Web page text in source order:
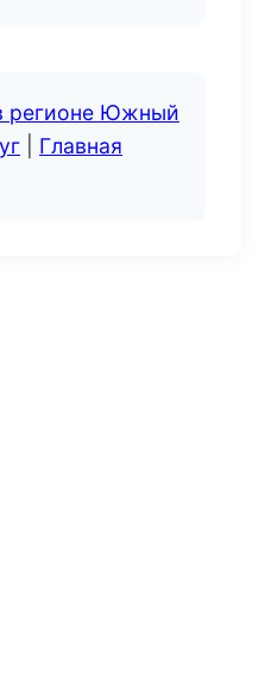
регионе Южный
Главная